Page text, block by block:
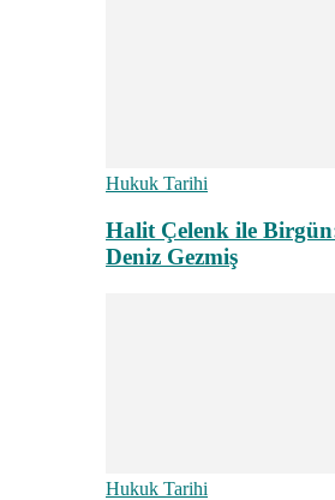
Hukuk Tarihi
Halit Çelenk ile
Deniz Gezmiş
Hukuk Tarihi